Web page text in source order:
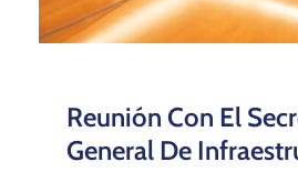
Reunión Con El
General De